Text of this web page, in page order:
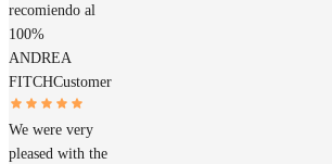
recomiendo al
100%
ANDREA
FITCHCustomer
We were very
pleased with the